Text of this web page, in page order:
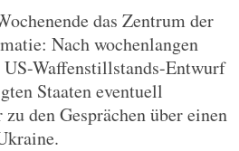
das Zentrum der
Nach wochenlangen
Waffenstillstands-Entwurf
Staaten eventuell
den Gesprächen über einen